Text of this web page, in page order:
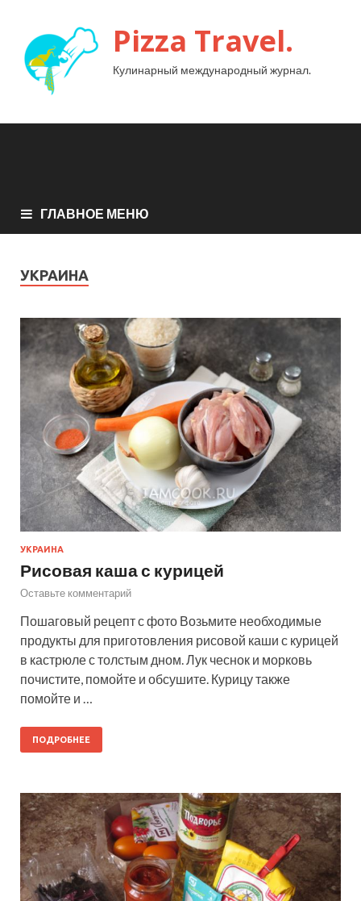
Pizza Travel.
Кулинарный международный журнал.
ГЛАВНОЕ МЕНЮ
УКРАИНА
УКРАИНА
Рисовая каша с курицей
Оставьте комментарий
Пошаговый рецепт с фото Возьмите необходимые
продукты для приготовления рисовой каши с курицей
в кастрюле с толстым дном. Лук чеснок и морковь
почистите, помойте и обсушите. Курицу также
помойте и …
ПОДРОБНЕЕ